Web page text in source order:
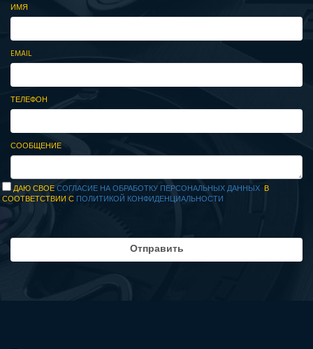
ИМЯ
EMAIL
ТЕЛЕФОН
СООБЩЕНИЕ
ДАЮ СВОЕСОГЛАСИЕ НА ОБРАБОТКУ ПЕРСОНАЛЬНЫХ ДАННЫХ В
СООТВЕТСТВИИ С ПОЛИТИКОЙ КОНФИДЕНЦИАЛЬНОСТИ